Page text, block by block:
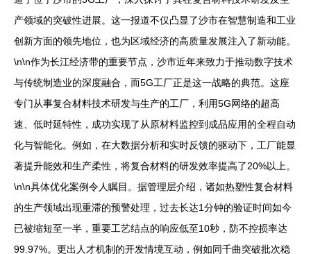
产领域的突破性进展。这一报道不仅凸显了沙市在智慧制造和工业
创新方面的领先地位，也为区域经济的高质量发展注入了新动能。
\n\n作为长江经济带的重要节点，沙市近年来致力于推动数字技术
与传统制造业的深度融合，而5G工厂正是这一战略的典范。这座
专门从事复合材料技术研发与生产的工厂，利用5G网络的超高
速、低时延特性，成功实现了从原材料监控到成品应用的全程自动
化与智能化。例如，在大数据分析和实时反馈的驱动下，工厂能显
著提升能效和生产柔性，将复合材料的研发效率提高了20%以上。
\n\n具体优化案例令人瞩目。据管理层介绍，诸如热塑性复合材料
的生产领域出现重滞的预警处理，过去长达1分钟的验证时间如今
已被缩短至一半，重要工艺结点的响应低至10秒，防不控损率达
99.97%。更出人才机制的开发情境互动，例如同千曲突破批次稳